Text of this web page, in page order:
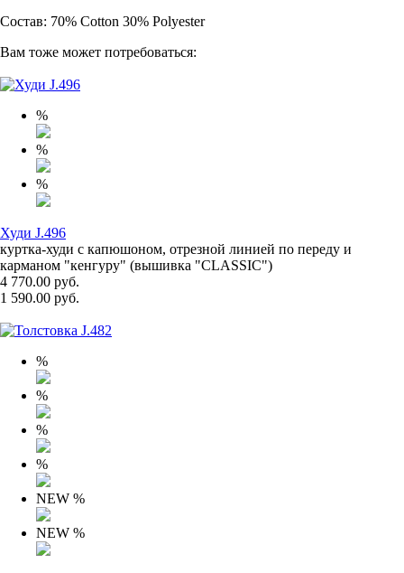
Состав: 70% Cotton 30% Polyester
Вам тоже может потребоваться:
%
%
%
Худи J.496
куртка-худи с капюшоном, отрезной линией по переду и
карманом "кенгуру" (вышивка "CLASSIC")
4 770.00 руб.
1 590.00 руб.
%
%
%
%
NEW %
NEW %